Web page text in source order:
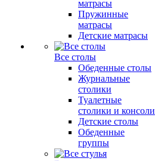
матрасы
Пружинные
матрасы
Детские матрасы
Все столы
Обеденные столы
Журнальные
столики
Туалетные
столики и консоли
Детские столы
Обеденные
группы